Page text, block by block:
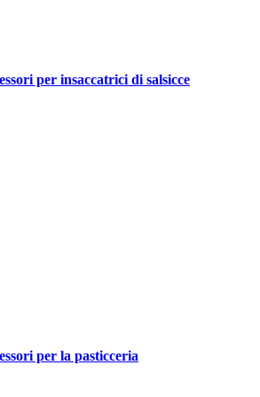
per insaccatrici di salsicce
per la pasticceria